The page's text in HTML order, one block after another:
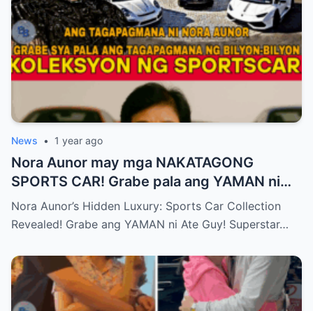
News • 1 year ago
Nora Aunor may mga NAKATAGONG
SPORTS CAR! Grabe pala ang YAMAN ni
Ate Guy Superstar talaga!
Nora Aunor’s Hidden Luxury: Sports Car Collection
Revealed! Grabe ang YAMAN ni Ate Guy! Superstar…